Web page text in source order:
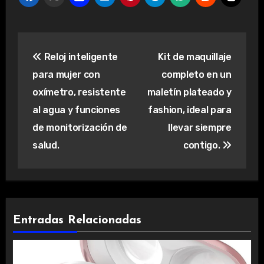
de
entradas
Reloj inteligente
para mujer con
oxímetro, resistente
al agua y funciones
de monitorización de
salud.
Kit de maquillaje
completo en un
maletín plateado y
fashion, ideal para
llevar siempre
contigo.
Entradas Relacionadas